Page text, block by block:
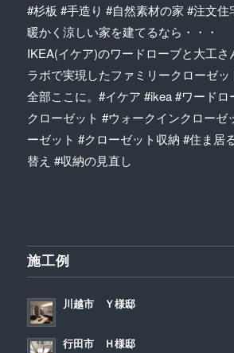
#杉板 #手造り #自然素材の家 #注文住
暖かく涼しい家を建てるなら・・・
IKEA(イケア)のワードローブと大工さ
ラボで実現したファミリークローゼ
全部ここに。#イケア #ikea #ワードロ
クローゼット #ウォークインクローゼ
ーゼット #クローゼット収納 #住ま居
替え #収納の見直し
施工例
川越市 Ｙ様邸
行田市 Ｈ様邸